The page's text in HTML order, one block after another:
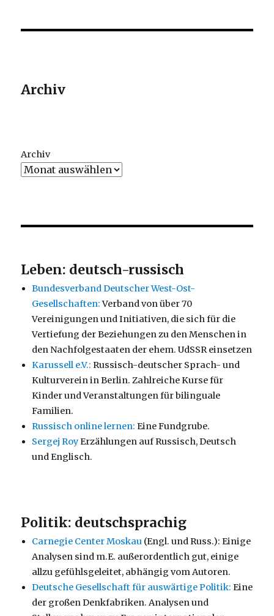
Archiv
Archiv
Leben: deutsch-russisch
Bundesverband Deutscher West-Ost-
Gesellschaften:Verband von über 70
Vereinigungen und Initiativen, die sich für die
Vertiefung der Beziehungen zu den Menschen in
den Nachfolgestaaten der ehem. UdSSR einsetzen
Karussell e.V.: Russisch-deutscher Sprach- und
Kulturverein in Berlin. Zahlreiche Kurse für
Kinder und Veranstaltungen für bilinguale
Familien.
Russisch online lernen: Eine Fundgrube.
Sergej RoyErzählungen auf Russisch, Deutsch
und Englisch.
Politik: deutschsprachig
Carnegie Center Moskau (Engl. und Russ.): Einige
Analysen sind m.E. außerordentlich gut, einige
allzu gefühlsgeleitet, abhängig vom Autoren.
Deutsche Gesellschaft für auswärtige Politik: Eine
der großen Denkfabriken. Analysen und